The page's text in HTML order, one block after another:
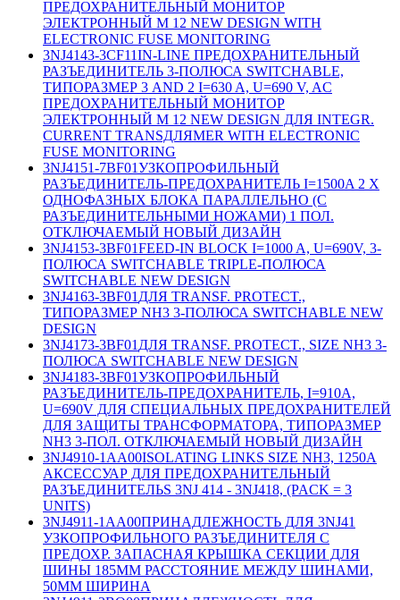
ПРЕДОХРАНИТЕЛЬНЫЙ МОНИТОР
ЭЛЕКТРОННЫЙ M 12 NEW DESIGN WITH
ELECTRONIC FUSE MONITORING
3NJ4143-3CF11IN-LINE ПРЕДОХРАНИТЕЛЬНЫЙ
РАЗЪЕДИНИТЕЛЬ 3-ПОЛЮСА SWITCHABLE,
ТИПОРАЗМЕР 3 AND 2 I=630 A, U=690 V, AC
ПРЕДОХРАНИТЕЛЬНЫЙ МОНИТОР
ЭЛЕКТРОННЫЙ M 12 NEW DESIGN ДЛЯ INTEGR.
CURRENT TRANSДЛЯMER WITH ELECTRONIC
FUSE MONITORING
3NJ4151-7BF01УЗКОПРОФИЛЬНЫЙ
РАЗЪЕДИНИТЕЛЬ-ПРЕДОХРАНИТЕЛЬ I=1500A 2 X
ОДНОФАЗНЫХ БЛОКА ПАРАЛЛЕЛЬНО (С
РАЗЪЕДИНИТЕЛЬНЫМИ НОЖАМИ) 1 ПОЛ.
ОТКЛЮЧАЕМЫЙ НОВЫЙ ДИЗАЙН
3NJ4153-3BF01FEED-IN BLOCK I=1000 A, U=690V, 3-
ПОЛЮСА SWITCHABLE TRIPLE-ПОЛЮСА
SWITCHABLE NEW DESIGN
3NJ4163-3BF01 ДЛЯ TRANSF. PROTECT.,
ТИПОРАЗМЕР NH3 3-ПОЛЮСА SWITCHABLE NEW
DESIGN
3NJ4173-3BF01 ДЛЯ TRANSF. PROTECT., SIZE NH3 3-
ПОЛЮСА SWITCHABLE NEW DESIGN
3NJ4183-3BF01УЗКОПРОФИЛЬНЫЙ
РАЗЪЕДИНИТЕЛЬ-ПРЕДОХРАНИТЕЛЬ, I=910A,
U=690V ДЛЯ СПЕЦИАЛЬНЫХ ПРЕДОХРАНИТЕЛЕЙ
ДЛЯ ЗАЩИТЫ ТРАНСФОРМАТОРА, ТИПОРАЗМЕР
NH3 3-ПОЛ. ОТКЛЮЧАЕМЫЙ НОВЫЙ ДИЗАЙН
3NJ4910-1AA00ISOLATING LINKS SIZE NH3, 1250A
АКСЕССУАР ДЛЯ ПРЕДОХРАНИТЕЛЬНЫЙ
РАЗЪЕДИНИТЕЛЬS 3NJ 414 - 3NJ418, (PACK = 3
UNITS)
3NJ4911-1AA00ПРИНАДЛЕЖНОСТЬ ДЛЯ 3NJ41
УЗКОПРОФИЛЬНОГО РАЗЪЕДИНИТЕЛЯ С
ПРЕДОХР. ЗАПАСНАЯ КРЫШКА СЕКЦИИ ДЛЯ
ШИНЫ 185MM РАССТОЯНИЕ МЕЖДУ ШИНАМИ,
50MM ШИРИНА